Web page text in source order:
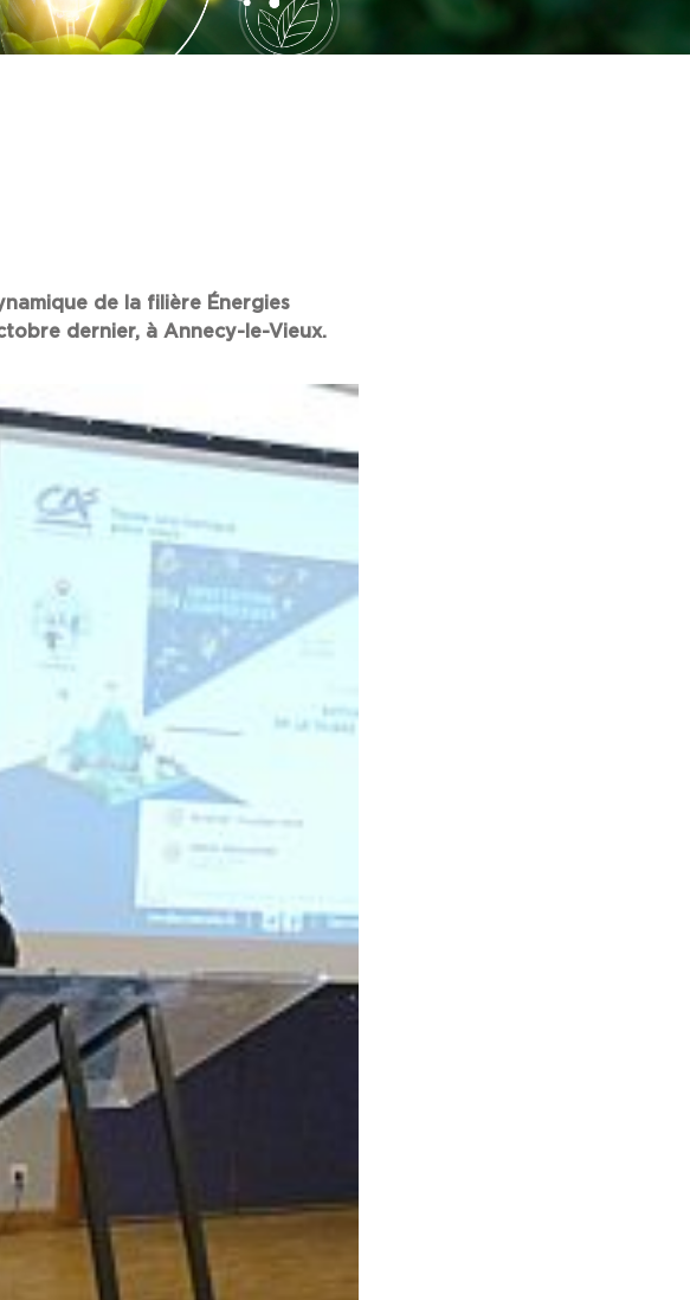
de la filière Énergies
dernier, à Annecy-le-Vieux.